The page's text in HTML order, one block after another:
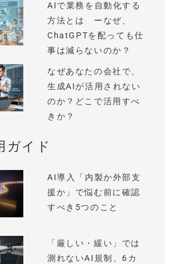
AIで業務を自動化する
方法とは ーなぜ、
ChatGPTを配っても仕
事は減らないのか？
なぜあなたの会社で、
生成AIが活用されない
のか？どこで活用すべ
きか？
ガイド
AI導入「内製か外部支
援か」で悩む前に確認
すべき5つのこと
「厳しい・緩い」では
測れないAI規制、6カ